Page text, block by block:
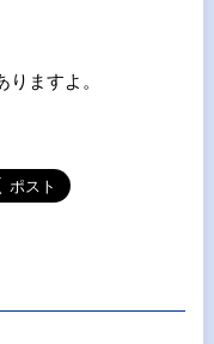
ますよ。